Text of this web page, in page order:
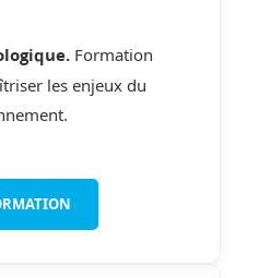
Formation
les enjeux du